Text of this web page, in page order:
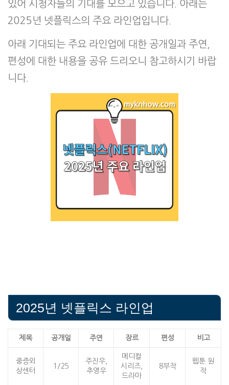
있어 시청자들의 기대를 모으고 있습니다. 아래는
2025년 넷플릭스의 주요 라인업입니다.
아래 기대되는 주요 라인업에 대한 공개일과 주연,
편성에 대한 내용을 공유 드리오니 참고하시기 바랍
니다.
2025년 넷플릭스 라인업
제목 공개일 주연 장르 편성 비고
중증외
상센터
1/25
주진우,
추영우
메디컬
시리즈,
드라마
8부작
웹툰 원
작